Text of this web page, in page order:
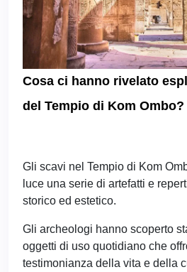
Cosa ci hanno rivelato
del Tempio di Kom Ombo?
Gli scavi nel Tempio di Kom
luce una serie di artefatti e
storico ed estetico.
Gli archeologi hanno scoperto
oggetti di uso quotidiano che
testimonianza della vita e della